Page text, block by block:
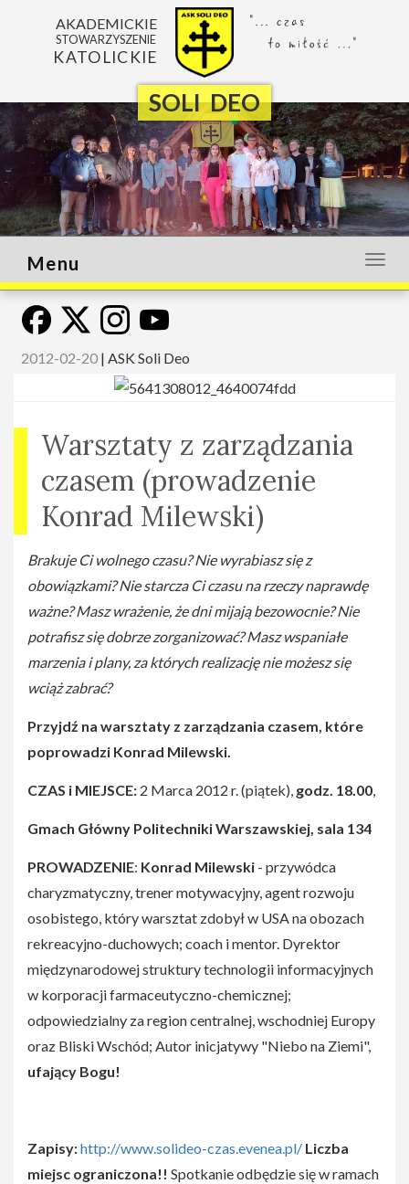
SOLI DEO
AKADEMICKIE
STOWARZYSZENIE
KATOLICKIE
lub
Menu
2012-02-20 | ASK Soli Deo
Warsztaty z zarządzania
czasem (prowadzenie
Konrad Milewski)
Brakuje Ci wolnego czasu? Nie wyrabiasz się z
obowiązkami? Nie starcza Ci czasu na rzeczy naprawdę
ważne? Masz wrażenie, że dni mijają bezowocnie? Nie
potrafisz się dobrze zorganizować? Masz wspaniałe
marzenia i plany, za których realizację nie możesz się
wciąż zabrać?
Przyjdź na warsztaty z zarządzania czasem, które
poprowadzi Konrad Milewski.
CZAS i MIEJSCE: 2 Marca 2012 r. (piątek), godz. 18.00,
Gmach Główny Politechniki Warszawskiej, sala 134
PROWADZENIE: Konrad Milewski - przywódca
charyzmatyczny, trener motywacyjny, agent rozwoju
osobistego, który warsztat zdobył w USA na obozach
rekreacyjno-duchowych; coach i mentor. Dyrektor
międzynarodowej struktury technologii informacyjnych
w korporacji farmaceutyczno-chemicznej;
odpowiedzialny za region centralnej, wschodniej Europy
oraz Bliski Wschód; Autor inicjatywy "Niebo na Ziemi",
ufający Bogu!
Zapisy:http://www.solideo-czas.evenea.pl/ Liczba
miejsc ograniczona!! Spotkanie odbędzie się w ramach